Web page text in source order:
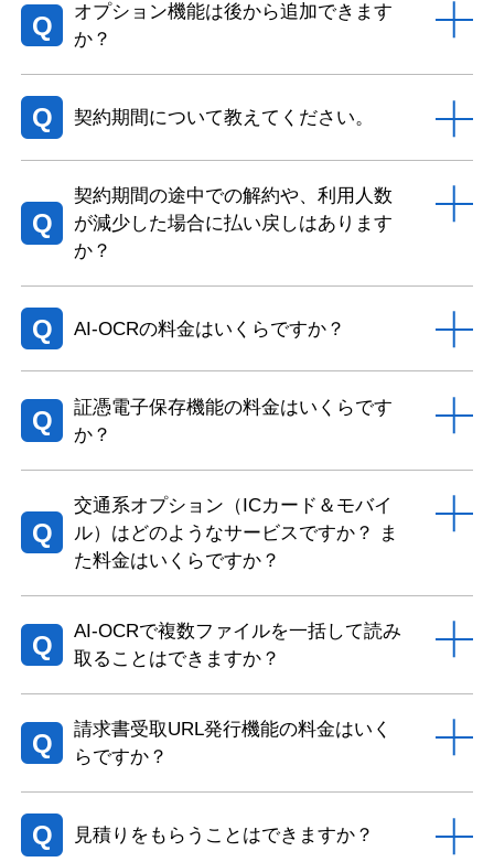
Q
オプション機能は後から追加できます
か？
Q 契約期間について教えてください。
Q
契約期間の途中での解約や、利用人数
が減少した場合に払い戻しはあります
か？
Q AI-OCRの料金はいくらですか？
Q
証憑電子保存機能の料金はいくらです
か？
Q
交通系オプション（ICカード＆モバイ
ル）はどのようなサービスですか？ ま
た料金はいくらですか？
Q
AI-OCRで複数ファイルを一括して読み
取ることはできますか？
Q
請求書受取URL発行機能の料金はいく
らですか？
Q 見積りをもらうことはできますか？